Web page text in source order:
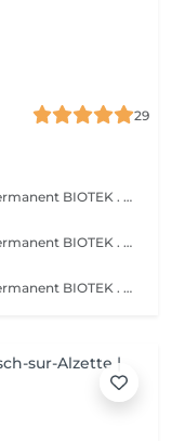
29
Le leader mondial du maquillage semi permanent BIOTEK . TECHNIQUE sourcils effet ombré poudré très naturel, travailler avec des différentes aiguilles et plusieurs pigments pour réaliser cet effet. 50 à 60% des pigments s'estompent après cicatrisation . Avec une retouche comprise après 1 mois . IMPORTANT: Dans le cas où la prestation du maquillage semi permanent précédente était effectuée par un autre prestataire du service, la prestation chez Mymeili sera facturée au tarif complet. Annulation 48h avant la date du rendez-vous merci
Le leader mondial du maquillage semi permanent BIOTEK . TECHNIQUE sourcils effet ombré poudré très naturel, travailler avec des différentes aiguilles et plusieurs pigments pour réaliser cet effet. 50 à 60% des pigments s'estompent après cicatrisation . Avec une retouche comprise après 1 mois . IMPORTANT: Dans le cas où la prestation du maquillage semi permanent précédente était effectuée par un autre prestataire du service, la prestation chez Mymeili sera facturée au tarif complet. Annulation 48h avant la date du rendez-vous merci
Le leader mondial du maquillage semi permanent BIOTEK . TECHNIQUE sourcils effet ombré poudré très naturel, travailler avec des différentes aiguilles et plusieurs pigments pour réaliser cet effet. 50 à 60% des pigments s'estompent après cicatrisation . Avec une retouche comprise après 1 mois . IMPORTANT: Dans le cas où la prestation du maquillage semi permanent précédente était effectuée par un autre prestataire du service, la prestation chez Mymeili sera facturée au tarif complet. Annulation 48h avant la date du rendez-vous merci